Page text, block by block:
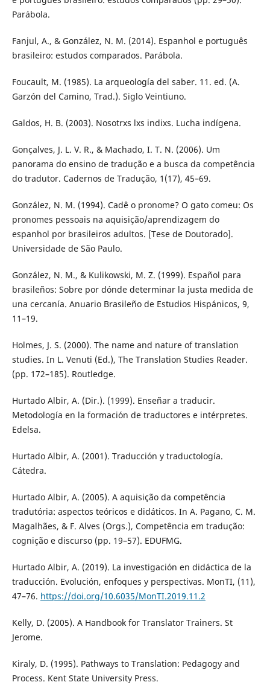
Parábola.
Fanjul, A., & González, N. M. (2014). Espanhol e português
brasileiro: estudos comparados. Parábola.
Foucault, M. (1985). La arqueología del saber. 11. ed. (A.
Garzón del Camino, Trad.). Siglo Veintiuno.
Galdos, H. B. (2003). Nosotrxs lxs indixs. Lucha indígena.
Gonçalves, J. L. V. R., & Machado, I. T. N. (2006). Um
panorama do ensino de tradução e a busca da competência
do tradutor. Cadernos de Tradução, 1(17), 45–69.
González, N. M. (1994). Cadê o pronome? O gato comeu: Os
pronomes pessoais na aquisição/aprendizagem do
espanhol por brasileiros adultos. [Tese de Doutorado].
Universidade de São Paulo.
González, N. M., & Kulikowski, M. Z. (1999). Español para
brasileños: Sobre por dónde determinar la justa medida de
una cercanía. Anuario Brasileño de Estudios Hispánicos, 9,
11–19.
Holmes, J. S. (2000). The name and nature of translation
studies. In L. Venuti (Ed.), The Translation Studies Reader.
(pp. 172–185). Routledge.
Hurtado Albir, A. (Dir.). (1999). Enseñar a traducir.
Metodología en la formación de traductores e intérpretes.
Edelsa.
Hurtado Albir, A. (2001). Traducción y traductología.
Cátedra.
Hurtado Albir, A. (2005). A aquisição da competência
tradutória: aspectos teóricos e didáticos. In A. Pagano, C. M.
Magalhães, & F. Alves (Orgs.), Competência em tradução:
cognição e discurso (pp. 19–57). EDUFMG.
Hurtado Albir, A. (2019). La investigación en didáctica de la
traducción. Evolución, enfoques y perspectivas. MonTI, (11),
47–76. https://doi.org/10.6035/MonTI.2019.11.2
Kelly, D. (2005). A Handbook for Translator Trainers. St
Jerome.
Kiraly, D. (1995). Pathways to Translation: Pedagogy and
Process. Kent State University Press.